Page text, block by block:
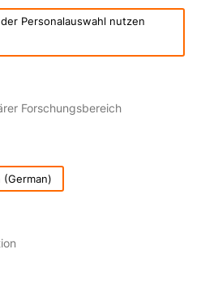
Personalauswahl nutzen
Forschungsbereich